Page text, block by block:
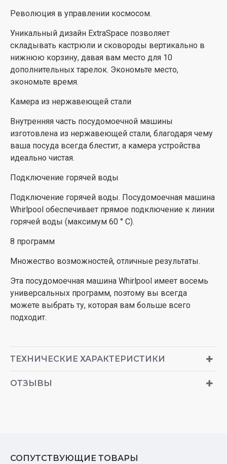
Революция в управлении космосом.
Уникальный дизайн ExtraSpace позволяет
складывать кастрюли и сковороды вертикально в
нижнюю корзину, давая вам место для 10
дополнительных тарелок. Экономьте место,
экономьте время.
Камера из нержавеющей стали
Внутренняя часть посудомоечной машины
изготовлена ​​из нержавеющей стали, благодаря чему
ваша посуда всегда блестит, а камера устройства
идеально чистая.
Подключение горячей воды
Подключение горячей воды. Посудомоечная машина
Whirlpool обеспечивает прямое подключение к линии
горячей воды (максимум 60 ° C).
8 программ
Множество возможностей, отличные результаты.
Эта посудомоечная машина Whirlpool имеет восемь
универсальных программ, поэтому вы всегда
можете выбрать ту, которая вам больше всего
подходит.
ТЕХНИЧЕСКИЕ ХАРАКТЕРИСТИКИ
ОТЗЫВЫ
СОПУТСТВУЮЩИЕ ТОВАРЫ